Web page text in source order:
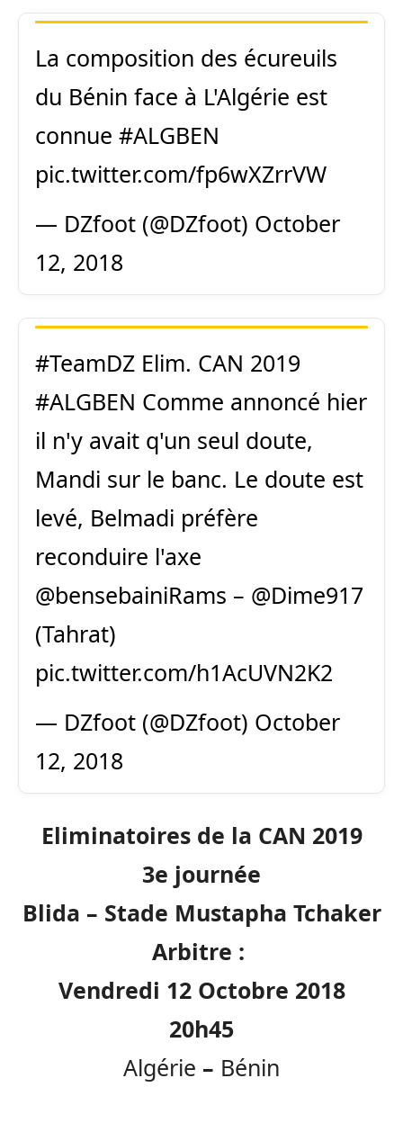
La composition des écureuils
du Bénin face à L'Algérie est
connue #ALGBEN
pic.twitter.com/fp6wXZrrVW
— DZfoot (@DZfoot) October
12, 2018
#TeamDZ Elim. CAN 2019
#ALGBEN Comme annoncé hier
il n'y avait q'un seul doute,
Mandi sur le banc. Le doute est
levé, Belmadi préfère
reconduire l'axe
@bensebainiRams – @Dime917
(Tahrat)
pic.twitter.com/h1AcUVN2K2
— DZfoot (@DZfoot) October
12, 2018
Eliminatoires de la CAN 2019
3e journée
Blida – Stade Mustapha Tchaker
Arbitre :
Vendredi 12 Octobre 2018
20h45
Algérie – Bénin